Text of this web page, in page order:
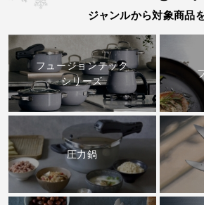
ジャンルから対象商品
フュージョンテック
シリーズ
圧力鍋